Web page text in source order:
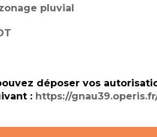
pluvial
déposer vos
: https://